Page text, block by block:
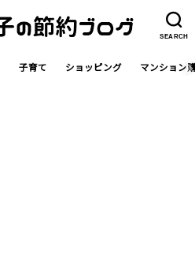
SEARCH
子育て ショッピング マンション